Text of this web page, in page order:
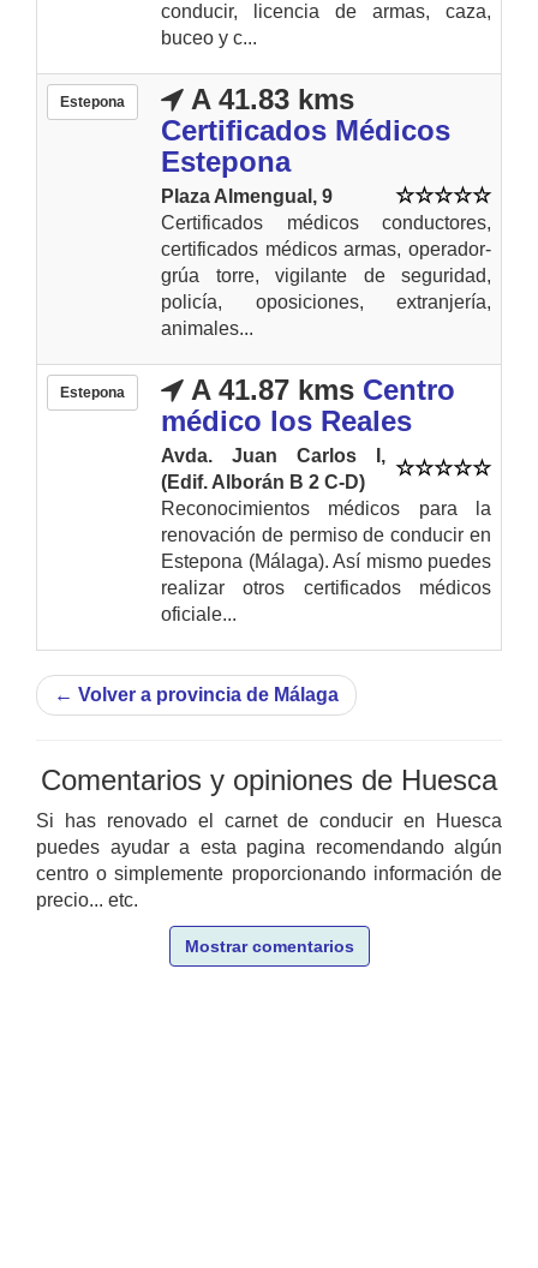
conducir, licencia de armas, caza,
buceo y c...
Estepona
A 41.83 kms
Certificados Médicos
Estepona
Plaza Almengual, 9
Certificados médicos conductores,
certificados médicos armas, operador-
grúa torre, vigilante de seguridad,
policía, oposiciones, extranjería,
animales...
Estepona A 41.87 kms Centro
médico los Reales
Avda. Juan Carlos I,
(Edif. Alborán B 2 C-D)
Reconocimientos médicos para la
renovación de permiso de conducir en
Estepona (Málaga). Así mismo puedes
realizar otros certificados médicos
oficiale...
← Volver a provincia de Málaga
Comentarios y opiniones de Huesca
Si has renovado el carnet de conducir en Huesca
puedes ayudar a esta pagina recomendando algún
centro o simplemente proporcionando información de
precio... etc.
Mostrar comentarios